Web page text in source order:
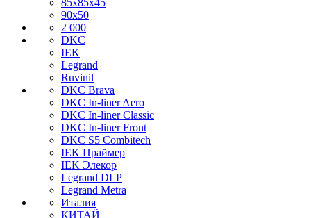
85х85х45
90х50
2 000
DKC
IEK
Legrand
Ruvinil
DKC Brava
DKC In-liner Aero
DKC In-liner Classic
DKC In-liner Front
DKC S5 Combitech
IEK Праймер
IEK Элекор
Legrand DLP
Legrand Metra
Италия
КИТАЙ